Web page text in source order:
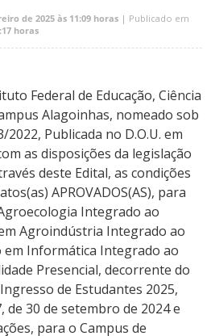
de 2025 às 11:09 horas | Publicado em
horas
Federal de Educação, Ciência
Alagoinhas, nomeado sob
Publicada no D.O.U. em
as disposições da legislação
deste Edital, as condições
APROVADOS(AS), para
Integrado ao
Agroindústria Integrado ao
em Informática Integrado ao
Presencial, decorrente do
de Estudantes 2025,
de 30 de setembro de 2024 e
para o Campus de